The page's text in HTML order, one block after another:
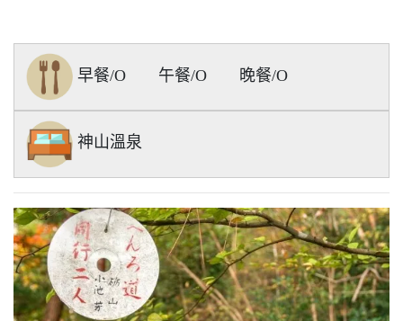
早餐/O 午餐/O 晚餐/O
神山溫泉